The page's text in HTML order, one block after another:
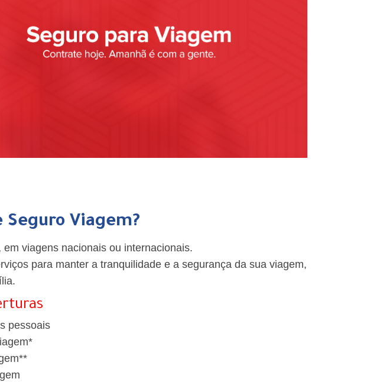
Viagem?
viagens nacionais ou internacionais.
para manter a tranquilidade e a segurança da sua viagem,
pessoais